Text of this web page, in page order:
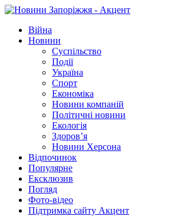
Війна
Новини
Суспільство
Події
Україна
Спорт
Економіка
Новини компаній
Політичні новини
Екологія
Здоров’я
Новини Херсона
Відпочинок
Популярне
Ексклюзив
Погляд
Фото-відео
Підтримка сайту Акцент